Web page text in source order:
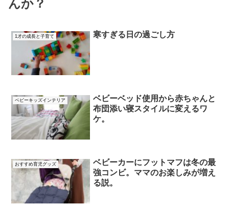
んか？
1才の成長と子育て 寒すぎる日の過ごし方
ベビーキッズインテリア
ベビーベッド使用から赤ちゃんと
布団添い寝スタイルに変えるワ
ケ。
おすすめ育児グッズ
ベビーカーにフットマフは冬の最
強コンビ。ママのお楽しみが増え
る説。